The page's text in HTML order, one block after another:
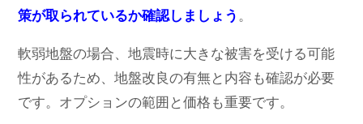
策が取られているか確認しましょう 。
軟弱地盤の場合、地震時に大きな被害を受ける可能
性があるため、地盤改良の有無と内容も確認が必要
です。オプションの範囲と価格も重要です。